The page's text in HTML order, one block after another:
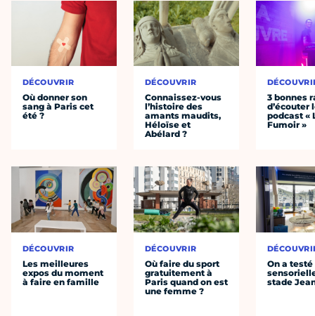
DÉCOUVRIR
Où donner son
sang à Paris cet
été ?
DÉCOUVRIR
Les meilleures
expos du moment
à faire en famille
DÉCOUVRIR
Connaissez-vous
l’histoire des
amants maudits,
Héloïse et
Abélard ?
DÉCOUVRIR
Où faire du sport
gratuitement à
Paris quand on est
une femme ?
3 bonnes
d’écouter
podcast «
Fumoir »
On a
stade